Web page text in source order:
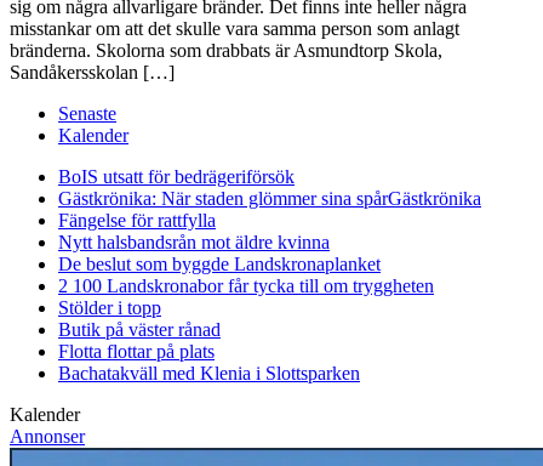
sig om några allvarligare bränder. Det finns inte heller några
misstankar om att det skulle vara samma person som anlagt
bränderna. Skolorna som drabbats är Asmundtorp Skola,
Sandåkersskolan […]
Senaste
Kalender
BoIS utsatt för bedrägeriförsök
Gästkrönika: När staden glömmer sina spårGästkrönika
Fängelse för rattfylla
Nytt halsbandsrån mot äldre kvinna
De beslut som byggde Landskronaplanket
2 100 Landskronabor får tycka till om tryggheten
Stölder i topp
Butik på väster rånad
Flotta flottar på plats
Bachatakväll med Klenia i Slottsparken
Kalender
Annonser